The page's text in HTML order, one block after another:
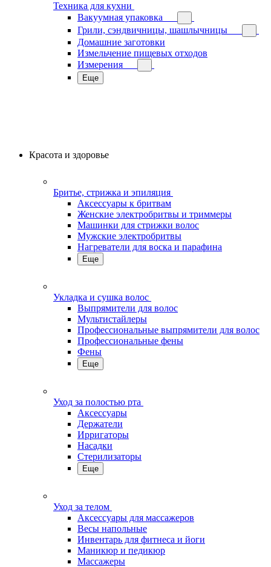
Техника для кухни
Вакуумная упаковка
Грили, сэндвичницы, шашлычницы
Домашние заготовки
Измельчение пищевых отходов
Измерения
Еще
Красота и здоровье
Бритье, стрижка и эпиляция
Аксессуары к бритвам
Женские электробритвы и триммеры
Машинки для стрижки волос
Мужские электробритвы
Нагреватели для воска и парафина
Еще
Укладка и сушка волос
Выпрямители для волос
Мультистайлеры
Профессиональные выпрямители для волос
Профессиональные фены
Фены
Еще
Уход за полостью рта
Аксессуары
Держатели
Ирригаторы
Насадки
Стерилизаторы
Еще
Уход за телом
Аксессуары для массажеров
Весы напольные
Инвентарь для фитнеса и йоги
Маникюр и педикюр
Массажеры